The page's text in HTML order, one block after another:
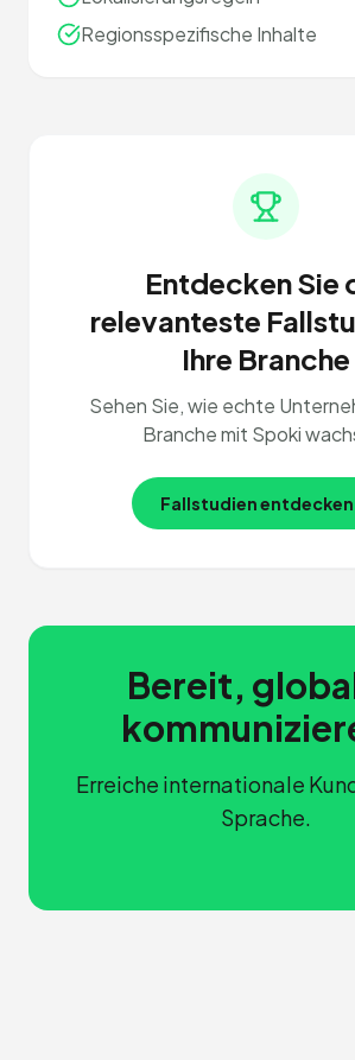
Regionsspezifische Inhalte
Entdecken Sie
relevanteste
Ihre Branche
Sehen Sie, wie echte
Branche mit Spoki
Fallstudien entdecken
Bereit,
Erreiche internationale
Sprache.